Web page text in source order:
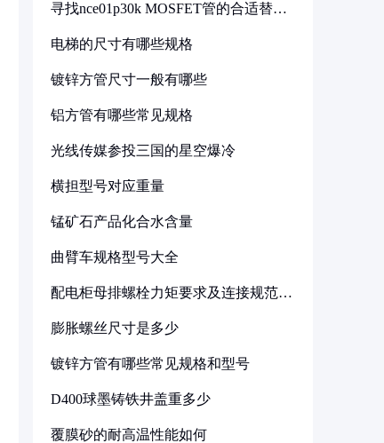
寻找nce01p30k MOSFET管的合适替代
电梯的尺寸有哪些规格
镀锌方管尺寸一般有哪些
铝方管有哪些常见规格
光线传媒参投三国的星空爆冷
横担型号对应重量
锰矿石产品化合水含量
曲臂车规格型号大全
配电柜母排螺栓力矩要求及连接规范详
膨胀螺丝尺寸是多少
镀锌方管有哪些常见规格和型号
D400球墨铸铁井盖重多少
覆膜砂的耐高温性能如何